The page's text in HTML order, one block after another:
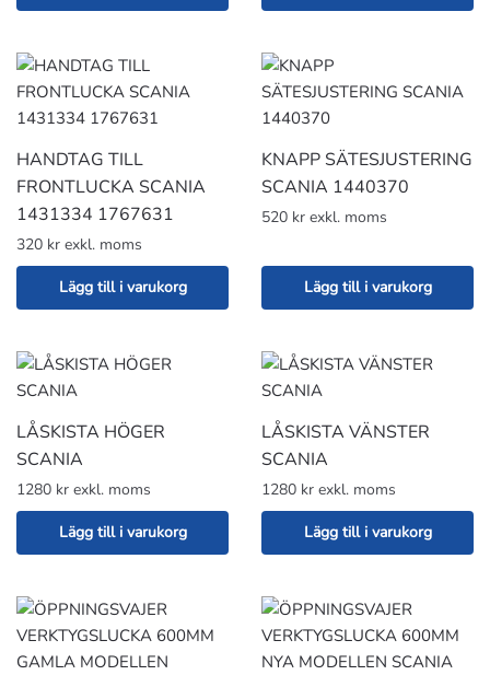
HANDTAG TILL
FRONTLUCKA SCANIA
1431334 1767631
320 kr exkl. moms
Lägg till i varukorg
KNAPP SÄTESJUSTERING
SCANIA 1440370
520 kr exkl. moms
Lägg till i varukorg
LÅSKISTA HÖGER
SCANIA
1280 kr exkl. moms
Lägg till i varukorg
LÅSKISTA VÄNSTER
SCANIA
1280 kr exkl. moms
Lägg till i varukorg